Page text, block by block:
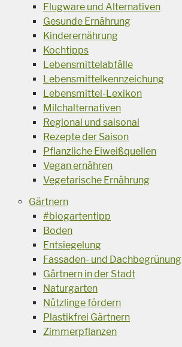
Flugware und Alternativen
Gesunde Ernährung
Kinderernährung
Kochtipps
Lebensmittelabfälle
Lebensmittelkennzeichung
Lebensmittel-Lexikon
Milchalternativen
Regional und saisonal
Rezepte der Saison
Pflanzliche Eiweißquellen
Vegan ernähren
Vegetarische Ernährung
Gärtnern
#biogartentipp
Boden
Entsiegelung
Fassaden- und Dachbegrünung
Gärtnern in der Stadt
Naturgarten
Nützlinge fördern
Plastikfrei Gärtnern
Zimmerpflanzen